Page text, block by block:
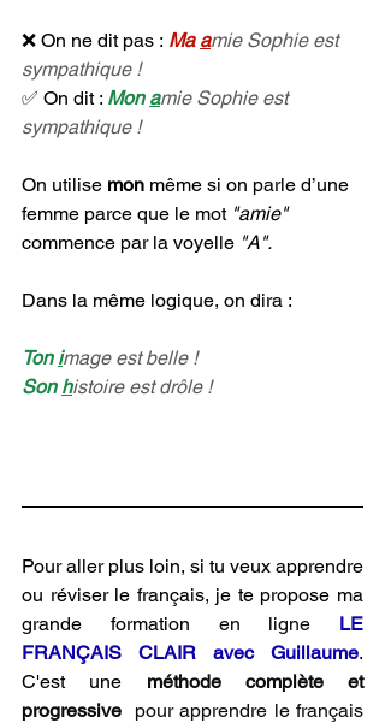
❌ On ne dit pas : Ma amie Sophie est
sympathique !
✅ On dit : Mon amie Sophie est
sympathique !
On utilise mon même si on parle d’une
femme parce que le mot "amie"
commence par la voyelle "A".
Dans la même logique, on dira :
Ton image est belle !
Son histoire est drôle !
Pour aller plus loin, si tu veux apprendre
ou réviser le français, je te propose ma
grande formation en ligne LE
FRANÇAIS CLAIR avec Guillaume.
C'est une
méthode complète et
progressive